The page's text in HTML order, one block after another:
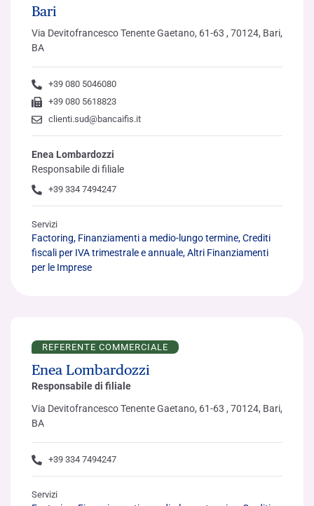
Bari
Via Devitofrancesco Tenente Gaetano, 61-63 , 70124, Bari,
BA
+39 080 5046080
+39 080 5618823
clienti.sud@bancaifis.it
Enea Lombardozzi
Responsabile di filiale
+39 334 7494247
Servizi
Factoring, Finanziamenti a medio-lungo termine, Crediti
fiscali per IVA trimestrale e annuale, Altri Finanziamenti
per le Imprese
REFERENTE COMMERCIALE
Enea Lombardozzi
Responsabile di filiale
Via Devitofrancesco Tenente Gaetano, 61-63 , 70124, Bari,
BA
+39 334 7494247
Servizi